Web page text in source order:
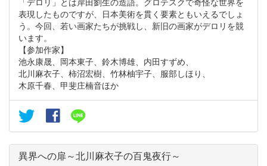
表現したものですが、日本美術を貫く要素ともいえるでしょ
う。今回、若い画家たちが挑戦し、新旧の画家がデロリを競
います。
【参加作家】
池永康晟、岡本東子、鈴木博雄、内田すずめ、
北川麻衣子、柿沼宏樹、竹林柚宇子、服部しほり、
木原千春、甲斐庄楠音ほか
異界への扉～北川麻衣子の百鬼夜行～